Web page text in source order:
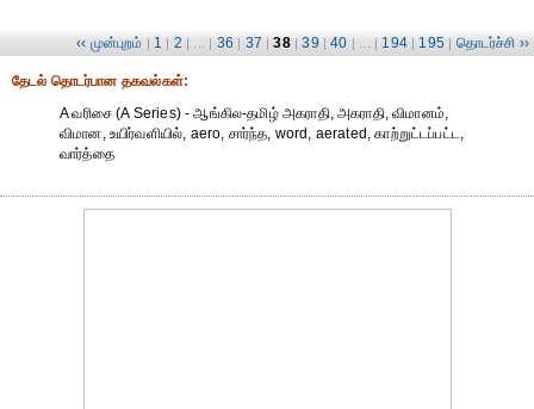
‹‹ முன்புறம் | 1 | 2 | ... | 36 | 37 | 38 | 39 | 40 | ... | 194 | 195 | தொடர்ச்சி ››
தேட‌ல் தொட‌ர்பான தகவ‌ல்க‌ள்:
A வரிசை (A Series) - ஆங்கில-தமிழ் அகராதி, அகராதி, விமானம்,
விமான, உயிர்வளியில், aero, சார்ந்த, word, aerated, காற்றுட்டப்பட்ட,
வார்த்தை